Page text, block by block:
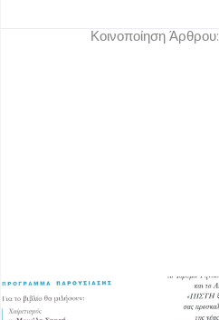
Κοινοποίηση Άρθρου: